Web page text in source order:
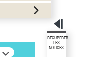
RÉCUPÉRER
LES
NOTICES